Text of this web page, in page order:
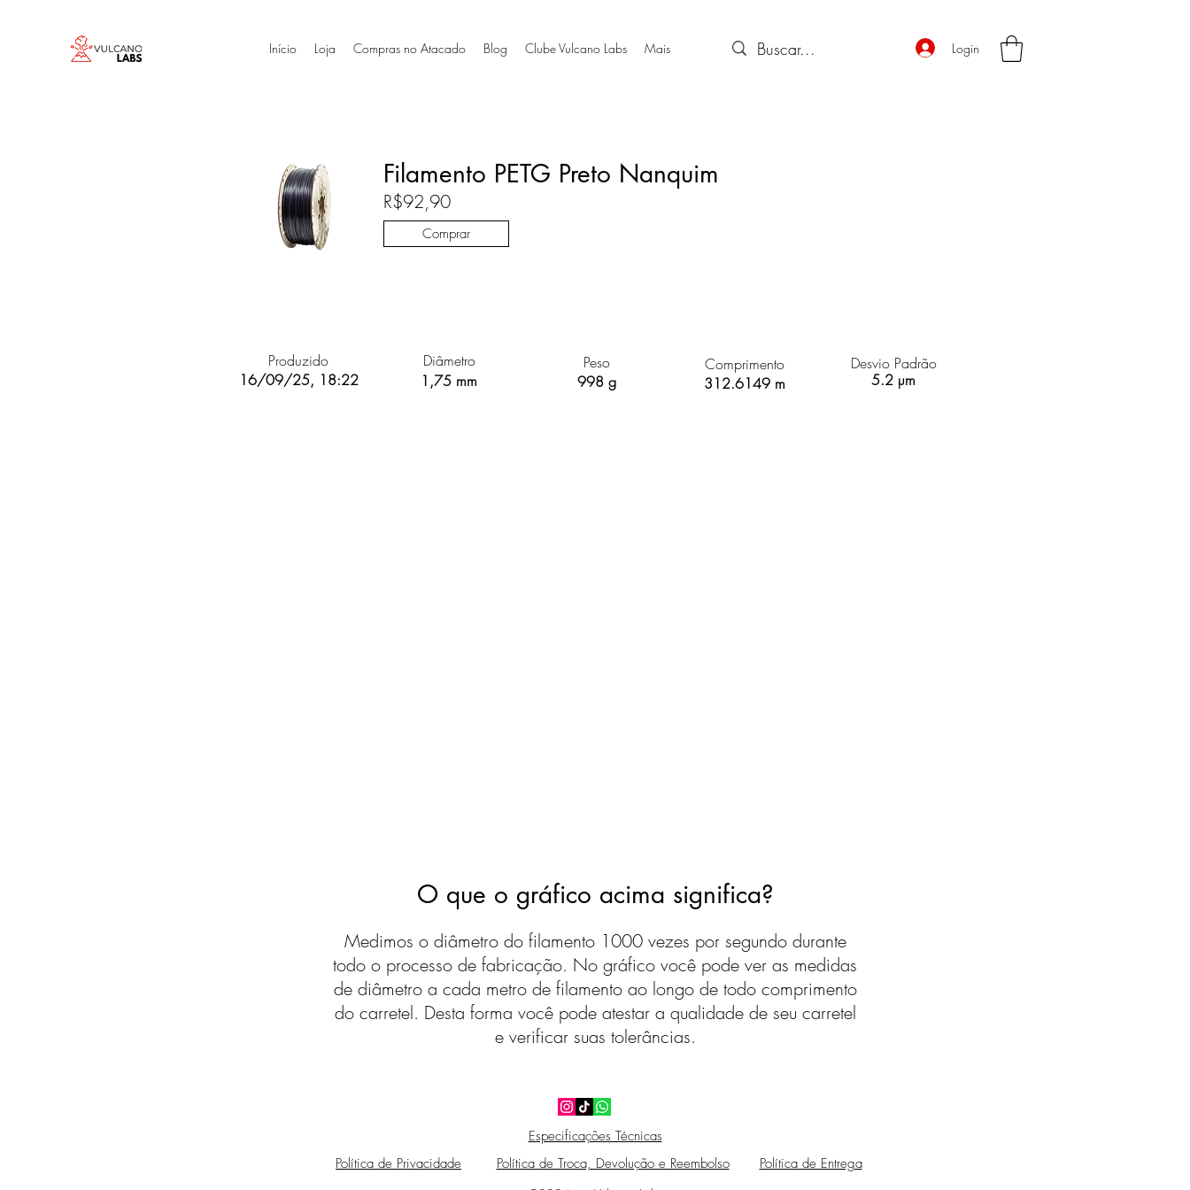
Início Loja Compras no Atacado Blog Clube Vulcano Labs Mais Login
Filamento PETG Preto Nanquim
R$92,90
Comprar
Produzido
16/09/25, 18:22
Diâmetro
1,75 mm
Peso
998 g
Comprimento
312.6149 m
Desvio Padrão
5.2 µm
O que o gráfico acima significa?
Medimos o diâmetro do filamento 1000 vezes por segundo durante
todo o processo de fabricação. No gráfico você pode ver as medidas
de diâmetro a cada metro de filamento ao longo de todo comprimento
do carretel. Desta forma você pode atestar a qualidade de seu carretel
e verificar suas tolerâncias.
Especificações Técnicas
Política de Privacidade
Política de Troca, Devolução e Reembolso Política de Entrega